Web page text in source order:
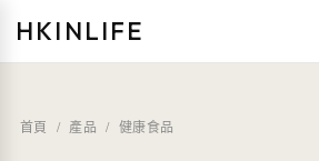
HKINLIFE
首頁 / 產品 / 健康食品